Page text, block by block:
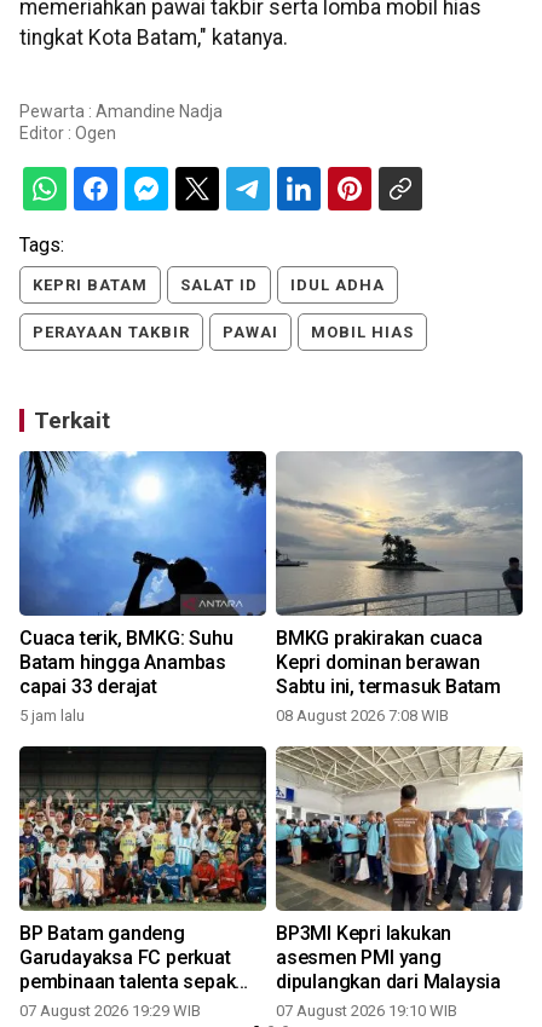
memeriahkan pawai takbir serta lomba mobil hias
tingkat Kota Batam," katanya.
Pewarta : Amandine Nadja
Editor : Ogen
Tags:
KEPRI BATAM SALAT ID IDUL ADHA
PERAYAAN TAKBIR PAWAI MOBIL HIAS
Terkait
Cuaca terik, BMKG: Suhu
Batam hingga Anambas
capai 33 derajat
5 jam lalu
BMKG prakirakan cuaca
Kepri dominan berawan
Sabtu ini, termasuk Batam
08 August 2026 7:08 WIB
BP Batam gandeng
Garudayaksa FC perkuat
pembinaan talenta sepak
bola usia dini
07 August 2026 19:29 WIB
BP3MI Kepri lakukan
asesmen PMI yang
dipulangkan dari Malaysia
07 August 2026 19:10 WIB